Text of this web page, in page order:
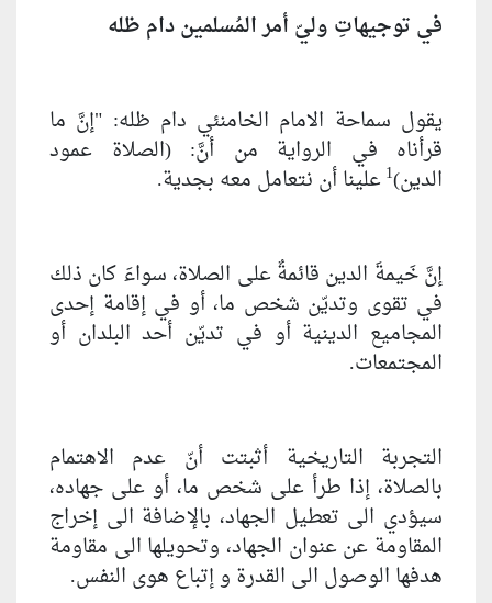
في توجيهاتِ وليّ أمر المُسلمين دام ظله
يقول سماحة الامام الخامنئي دام ظله: "إنَّ ما
قرأناه في الرواية من أنَّ: (الصلاة عمود
الدين)1 علينا أن نتعامل معه بجدية.
إنَّ خَيمةَ الدين قائمةٌ على الصلاة، سواءَ كان ذلك
في تقوى وتديّن شخص ما، أو في إقامة إحدى
المجاميع الدينية أو في تديّن أحد البلدان أو
المجتمعات.
التجربة التاريخية أثبتت أنّ عدم الاهتمام
بالصلاة، إذا طرأ على شخص ما، أو على جهاده،
سيؤدي الى تعطيل الجهاد، بالإضافة الى إخراج
المقاومة عن عنوان الجهاد، وتحويلها الى مقاومة
هدفها الوصول الى القدرة و إتباع هوى النفس.